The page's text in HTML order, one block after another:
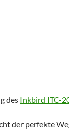
des Inkbird ITC-
der perfekte